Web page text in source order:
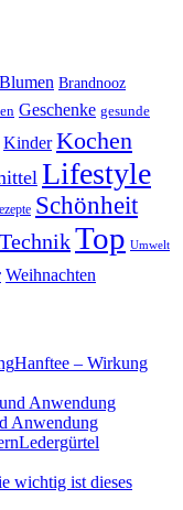
Blumen Brandnooz
Geschenke gesunde
Kinder Kochen
Lifestyle
Schönheit
TechnikTop Umwelt
Weihnachten
Hanftee – Wirkung
Anwendung
Ledergürtel